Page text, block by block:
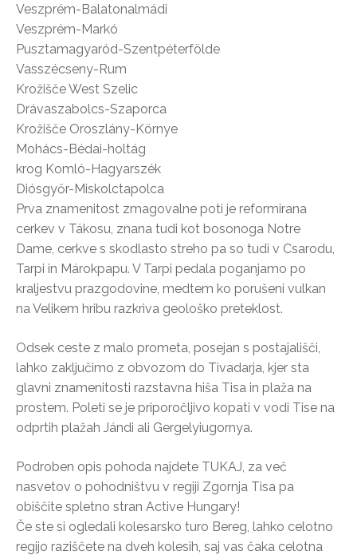
Veszprém-Balatonalmádi
Veszprém-Markó
Pusztamagyaród-Szentpéterfölde
Vasszécseny-Rum
Krožišče West Szelic
Drávaszabolcs-Szaporca
Krožišče Oroszlány-Környe
Mohács-Bédai-holtág
krog Komló-Hagyarszék
Diósgyőr-Miskolctapolca
Prva znamenitost zmagovalne poti je reformirana
cerkev v Tákosu, znana tudi kot bosonoga Notre
Dame, cerkve s skodlasto streho pa so tudi v Csarodu,
Tarpi in Márokpapu. V Tarpi pedala poganjamo po
kraljestvu prazgodovine, medtem ko porušeni vulkan
na Velikem hribu razkriva geološko preteklost.
Odsek ceste z malo prometa, posejan s postajališči,
lahko zaključimo z obvozom do Tivadarja, kjer sta
glavni znamenitosti razstavna hiša Tisa in plaža na
prostem. Poleti se je priporočljivo kopati v vodi Tise na
odprtih plažah Jándi ali Gergelyiugornya.
Podroben opis pohoda najdete TUKAJ, za več
nasvetov o pohodništvu v regiji Zgornja Tisa pa
obiščite spletno stran Active Hungary!
Če ste si ogledali kolesarsko turo Bereg, lahko celotno
regijo raziščete na dveh kolesih, saj vas čaka celotna